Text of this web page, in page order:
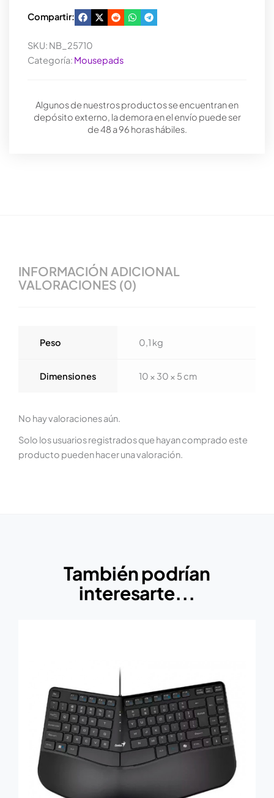
Compartir:
SKU: NB_25710
Categoría: Mousepads
Algunos de nuestros productos se encuentran en
depósito externo, la demora en el envío puede ser
de 48 a 96 horas hábiles.
INFORMACIÓN ADICIONAL
VALORACIONES (0)
Peso 0,1 kg
Dimensiones 10 × 30 × 5 cm
No hay valoraciones aún.
Solo los usuarios registrados que hayan comprado este
producto pueden hacer una valoración.
También podrían
interesarte...